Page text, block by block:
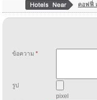
คอฟฟี่
ข้อความ *
รูป
pixel